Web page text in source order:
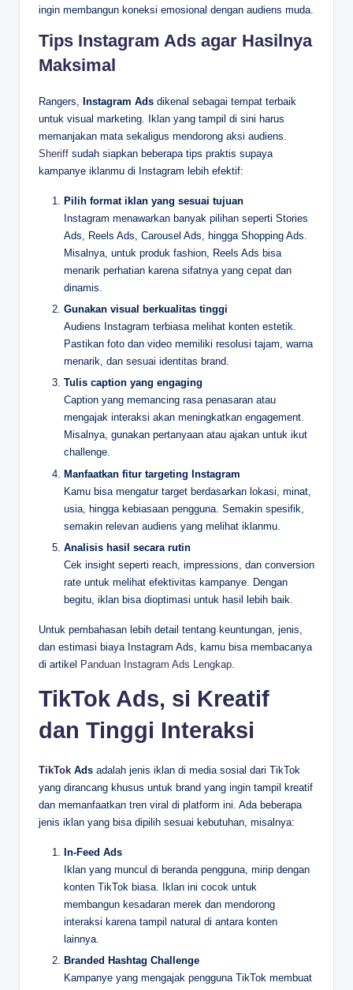
ingin membangun koneksi emosional dengan audiens muda.
Tips Instagram Ads agar Hasilnya
Maksimal
Rangers, Instagram Ads dikenal sebagai tempat terbaik
untuk visual marketing. Iklan yang tampil di sini harus
memanjakan mata sekaligus mendorong aksi audiens.
Sheriff sudah siapkan beberapa tips praktis supaya
kampanye iklanmu di Instagram lebih efektif:
Pilih format iklan yang sesuai tujuan
Instagram menawarkan banyak pilihan seperti Stories
Ads, Reels Ads, Carousel Ads, hingga Shopping Ads.
Misalnya, untuk produk fashion, Reels Ads bisa
menarik perhatian karena sifatnya yang cepat dan
dinamis.
Gunakan visual berkualitas tinggi
Audiens Instagram terbiasa melihat konten estetik.
Pastikan foto dan video memiliki resolusi tajam, warna
menarik, dan sesuai identitas brand.
Tulis caption yang engaging
Caption yang memancing rasa penasaran atau
mengajak interaksi akan meningkatkan engagement.
Misalnya, gunakan pertanyaan atau ajakan untuk ikut
challenge.
Manfaatkan fitur targeting Instagram
Kamu bisa mengatur target berdasarkan lokasi, minat,
usia, hingga kebiasaan pengguna. Semakin spesifik,
semakin relevan audiens yang melihat iklanmu.
Analisis hasil secara rutin
Cek insight seperti reach, impressions, dan conversion
rate untuk melihat efektivitas kampanye. Dengan
begitu, iklan bisa dioptimasi untuk hasil lebih baik.
Untuk pembahasan lebih detail tentang keuntungan, jenis,
dan estimasi biaya Instagram Ads, kamu bisa membacanya
di artikel Panduan Instagram Ads Lengkap
TikTok Ads, si Kreatif
dan Tinggi Interaksi
TikTok Ads adalah jenis iklan di media sosial dari TikTok
yang dirancang khusus untuk brand yang ingin tampil kreatif
dan memanfaatkan tren viral di platform ini. Ada beberapa
jenis iklan yang bisa dipilih sesuai kebutuhan, misalnya:
In-Feed Ads
Iklan yang muncul di beranda pengguna, mirip dengan
konten TikTok biasa. Iklan ini cocok untuk
membangun kesadaran merek dan mendorong
interaksi karena tampil natural di antara konten
lainnya.
Branded Hashtag Challenge
Kampanye yang mengajak pengguna TikTok membuat